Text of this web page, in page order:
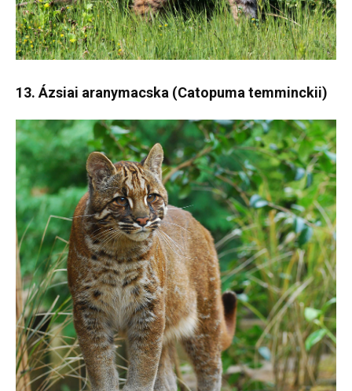
13. Ázsiai aranymacska (Catopuma temminckii)